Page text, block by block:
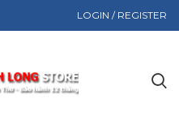
LOGIN / REGISTER